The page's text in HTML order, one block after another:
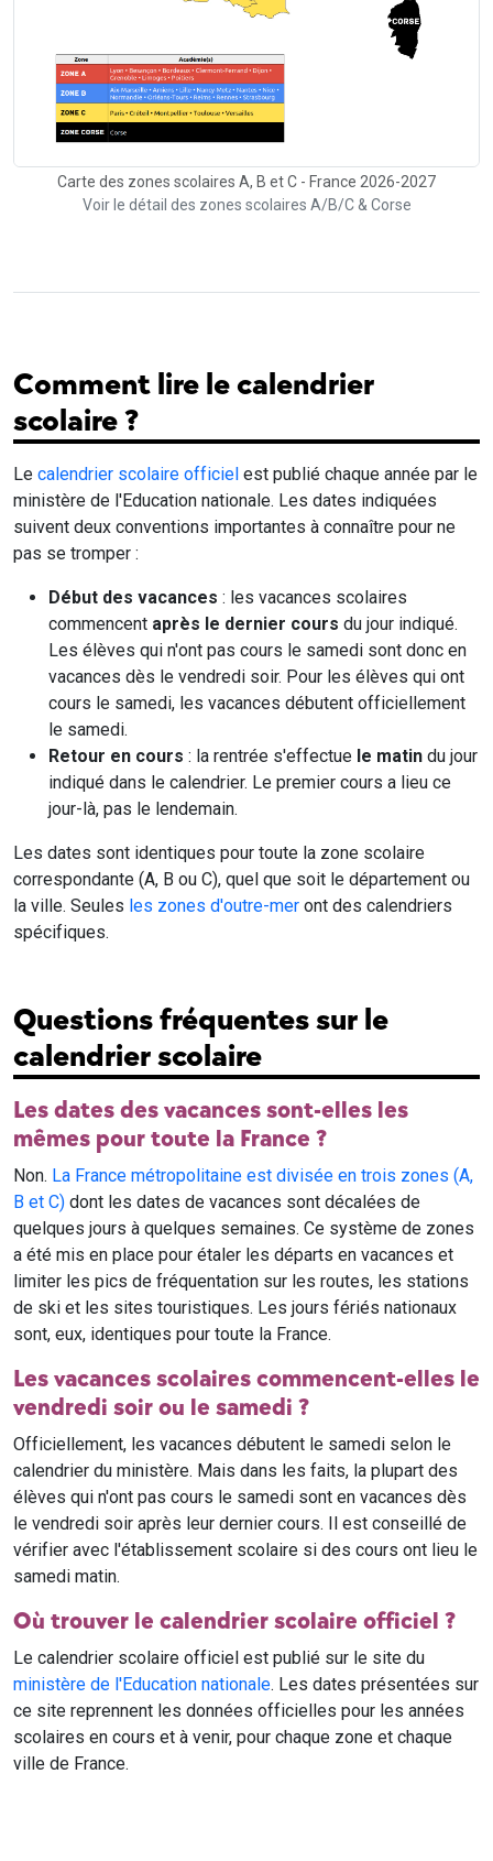
Carte des zones scolaires A, B et C - France 2026-2027
Voir le détail des zones scolaires A/B/C & Corse
Comment lire le calendrier
scolaire ?
Le calendrier scolaire officiel est publié chaque année par le
ministère de l'Education nationale. Les dates indiquées
suivent deux conventions importantes à connaître pour ne
pas se tromper :
Début des vacances : les vacances scolaires
commencent après le dernier cours du jour indiqué.
Les élèves qui n'ont pas cours le samedi sont donc en
vacances dès le vendredi soir. Pour les élèves qui ont
cours le samedi, les vacances débutent officiellement
le samedi.
Retour en cours : la rentrée s'effectue le matin du jour
indiqué dans le calendrier. Le premier cours a lieu ce
jour-là, pas le lendemain.
Les dates sont identiques pour toute la zone scolaire
correspondante (A, B ou C), quel que soit le département ou
la ville. Seules les zones d'outre-mer ont des calendriers
spécifiques.
Questions fréquentes sur le
calendrier scolaire
Les dates des vacances sont-elles les
mêmes pour toute la France ?
Non. La France métropolitaine est divisée en trois zones (A,
B et C) dont les dates de vacances sont décalées de
quelques jours à quelques semaines. Ce système de zones
a été mis en place pour étaler les départs en vacances et
limiter les pics de fréquentation sur les routes, les stations
de ski et les sites touristiques. Les jours fériés nationaux
sont, eux, identiques pour toute la France.
Les vacances scolaires commencent-elles le
vendredi soir ou le samedi ?
Officiellement, les vacances débutent le samedi selon le
calendrier du ministère. Mais dans les faits, la plupart des
élèves qui n'ont pas cours le samedi sont en vacances dès
le vendredi soir après leur dernier cours. Il est conseillé de
vérifier avec l'établissement scolaire si des cours ont lieu le
samedi matin.
Où trouver le calendrier scolaire officiel ?
Le calendrier scolaire officiel est publié sur le site du
ministère de l'Education nationale. Les dates présentées sur
ce site reprennent les données officielles pour les années
scolaires en cours et à venir, pour chaque zone et chaque
ville de France.